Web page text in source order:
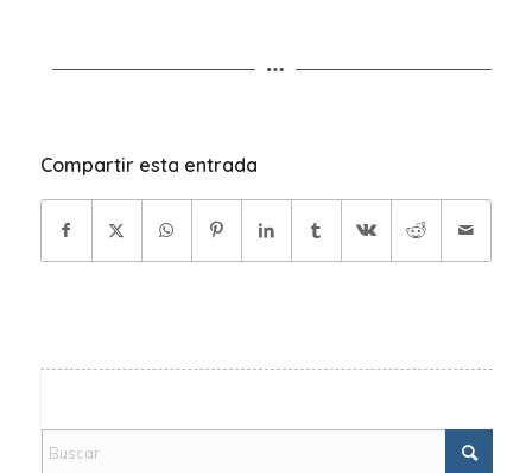
Compartir esta entrada